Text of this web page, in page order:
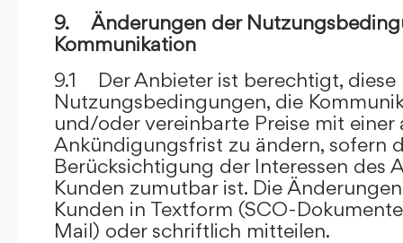
9. Änderungen der
Kommunikation
9.1 Der Anbieter ist berechtigt, diese
Nutzungsbedingungen, die
und/oder vereinbarte Preise mit einer
Ankündigungsfrist zu ändern, sofern
Berücksichtigung der Interessen des
Kunden zumutbar ist. Die
Kunden in Textform (SCO-
Mail) oder schriftlich mitteilen.